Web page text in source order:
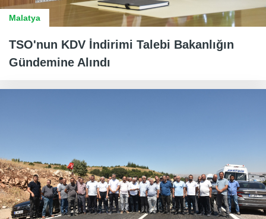
Malatya
TSO'nun KDV İndirimi Talebi Bakanlığın
Gündemine Alındı